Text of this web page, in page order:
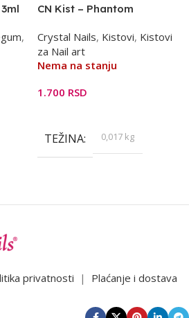
,
CN Kist – Phantom
Crystal Nails, Kistovi, Kistovi
za Nail art
Nema na stanju
1.700 RSD
TEŽINA 0,017 kg
privatnosti | Plaćanje i dostava